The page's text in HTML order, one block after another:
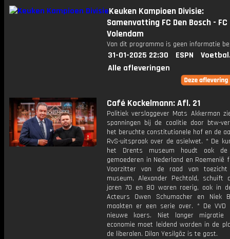
Keuken Kampioen Divisie:
Samenvatting FC Den Bosch - FC
Volendam
Van dit programma is geen informatie
31-01-2025 22:30 ESPN
Alle afleveringen
Café Kockelmann: Afl. 21
Politiek verslaggever Mats Akkerman
spanningen bij de coalitie door btw-
het beruchte constitutionele hof en de
RvS-uitspraak over de asielwet. * De
het Drents museum houdt ook de
gemoederen in Nederland en Roemenië
Voorzitter van de raad van
museum, Alexander Pechtold, schuift
jaren 70 en 80 waren roerig, ook in
Acteurs Owen Schumacher en Niek
maakten er een serie over. * De VVD
nieuwe koers. Niet langer migratie
economie moet leidend worden in de
de liberalen. Dilan Yesilgöz is te gast.